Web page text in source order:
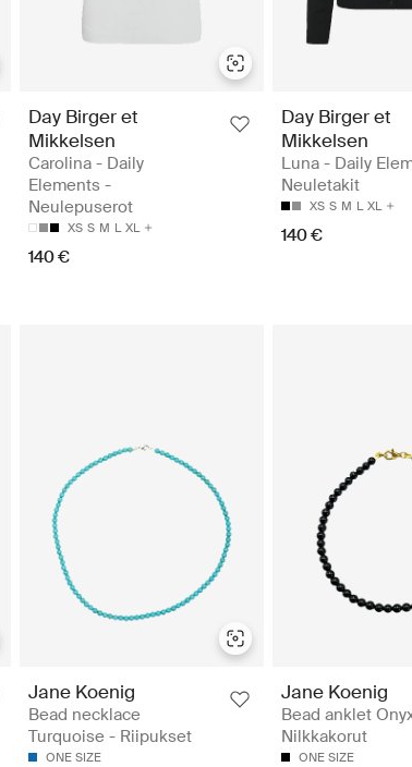
Day Birger et
Mikkelsen
Carolina - Daily
Elements -
Neulepuserot
XS S M L XL
140 €
Day Birger et
Mikkelsen
Luna - Daily
Neuletakit
XS S M L XL
140 €
Jane Koenig
Bead necklace
Turquoise - Riipukset
ONE SIZE
Jane Koenig
Bead anklet
Nilkkakorut
ONE SIZE